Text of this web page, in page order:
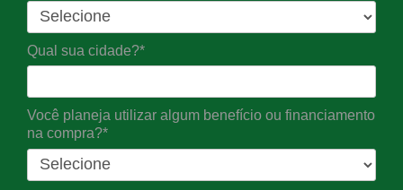
Qual sua cidade?*
Você planeja utilizar algum benefício ou financiamento
na compra?*